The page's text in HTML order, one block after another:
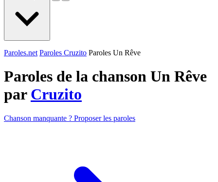
Paroles.net Paroles Cruzito Paroles Un Rêve
Paroles de la chanson Un Rêve
par Cruzito
Chanson manquante ? Proposer les paroles